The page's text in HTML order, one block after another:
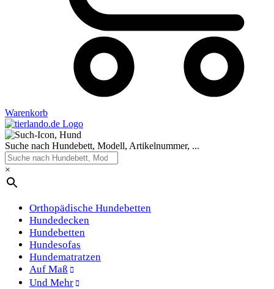
Warenkorb
Suche nach Hundebett, Modell, Artikelnummer, ...
×
Orthopädische Hundebetten
Hundedecken
Hundebetten
Hundesofas
Hundematratzen
Auf Maß
Und Mehr